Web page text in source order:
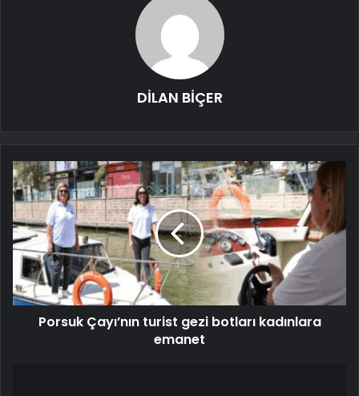
DİLAN BİÇER
Porsuk Çayı’nın turist gezi botları kadınlara
emanet